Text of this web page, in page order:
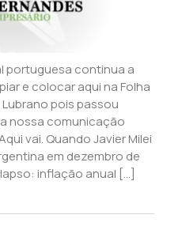
portuguesa continua a
e colocar aqui na Folha
pois passou
nossa comunicação
vai. Quando Javier Milei
em dezembro de
inflação anual […]